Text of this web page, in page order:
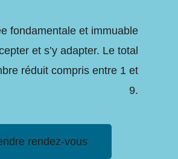
fondamentale et immuable
et s’y adapter. Le total
réduit compris entre 1 et
9.
rendez-vous